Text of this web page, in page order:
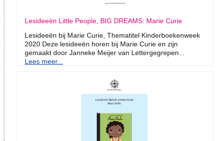
Lesideeën Little People, BIG DREAMS: Marie Curie
Lesideeën bij Marie Curie, Thematitel Kinderboekenweek
2020 Deze lesideeën horen bij Marie Curie en zijn
gemaakt door Janneke Meijer van Lettergegrepen...
Lees meer...